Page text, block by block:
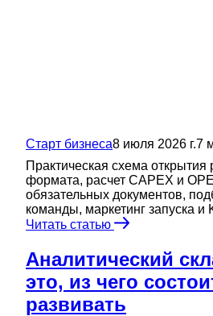
Старт бизнеса8 июля 2026 г.7
Практическая схема
формата, расчет CAPEX и
обязательных документов,
команды, маркетинг запуска и
Читать статью
Аналитический
это, из чего
развивать